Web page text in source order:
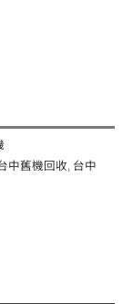
中舊機回收, 台中